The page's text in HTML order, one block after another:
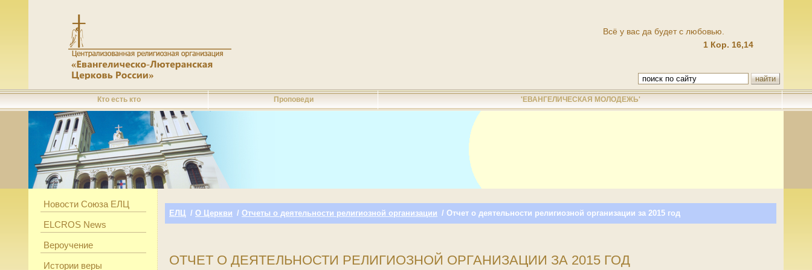
Всё у вас да будет с любовью.
1 Кор. 16,14
Кто есть кто Проповеди 'ЕВАНГЕЛИЧЕСКАЯ МОЛОДЕЖЬ'
Новости Союза ЕЛЦ
ELCROS News
Вероучение
Истории веры
ЕЛЦ / О Церкви / Отчеты о деятельности религиозной организации / Отчет о деятельности религиозной организации за 2015 год
ОТЧЕТ О ДЕЯТЕЛЬНОСТИ РЕЛИГИОЗНОЙ ОРГАНИЗАЦИИ ЗА 2015 ГОД